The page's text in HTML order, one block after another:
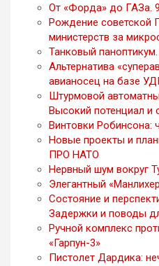
От «Форда» до ГАЗа.
Рождение советской
министерств за
Танковый
Альтернатива
авианосец на базе
Штурмовой
Высокий потенциал и
Винтовки Робинсона:
Новые проекты и
ПРО НАТО
Нервный шум вокруг
Элегантный
Состояние и
Задержки и поводы
Ручной комплекс
«Гарпун-3»
Пистолет Дардика: